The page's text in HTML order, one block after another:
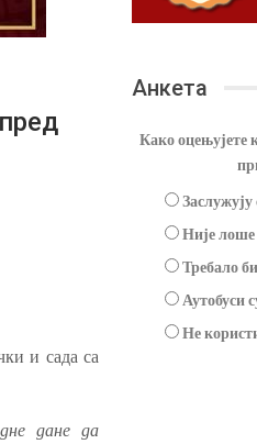
и сада са
дане да
Анкета
Како оцењујете
Заслужују
Није
Требало
Аутобуси
Не